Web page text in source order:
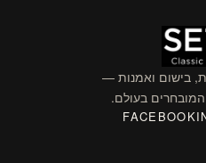
בישום ואמנות —
בעולם.
FACEBOOK